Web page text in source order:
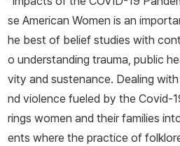
se American Women is an
he best of belief studies with
o understanding trauma, public
vity and sustenance. Dealing
nd violence fueled by the Covid-
rings women and their families
ents where the practice of